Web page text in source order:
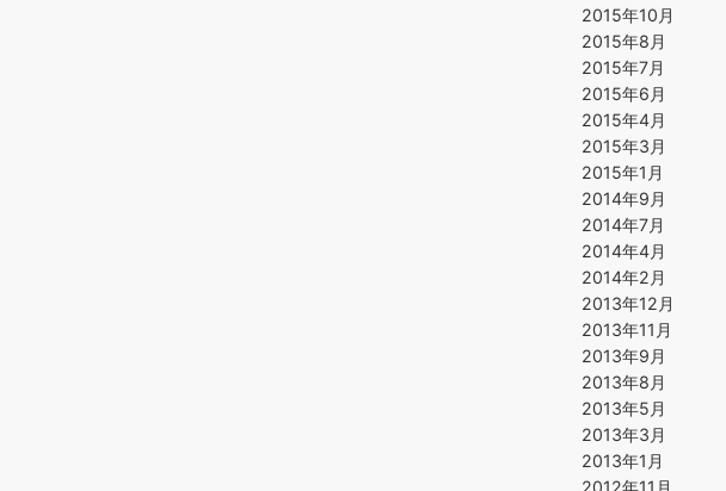
2015年10月
2015年8月
2015年7月
2015年6月
2015年4月
2015年3月
2015年1月
2014年9月
2014年7月
2014年4月
2014年2月
2013年12月
2013年11月
2013年9月
2013年8月
2013年5月
2013年3月
2013年1月
2012年11月